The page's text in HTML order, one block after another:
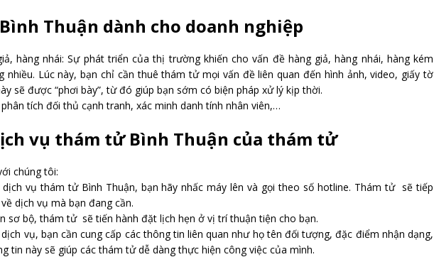
Thuận dành cho doanh nghiệp
hàng nhái: Sự phát triển của thị trường khiến cho vấn đề hàng giả, hàng nhái, hàng kém
nhiều. Lúc này, bạn chỉ cần thuê thám tử mọi vấn đề liên quan đến hình ảnh, video, giấy tờ
sẽ được “phơi bày”, từ đó giúp bạn sớm có biện pháp xử lý kịp thời.
tích đối thủ cạnh tranh, xác minh danh tính nhân viên,…
vụ thám tử Bình Thuận của thám tử
chúng tôi:
vụ thám tử Bình Thuận, bạn hãy nhấc máy lên và gọi theo số hotline. Thám tử sẽ tiếp
dịch vụ mà bạn đang cần.
sơ bộ, thám tử sẽ tiến hành đặt lịch hẹn ở vị trí thuận tiện cho bạn.
vụ, bạn cần cung cấp các thông tin liên quan như họ tên đối tượng, đặc điểm nhận dạng,
tin này sẽ giúp các thám tử dễ dàng thực hiện công việc của mình.